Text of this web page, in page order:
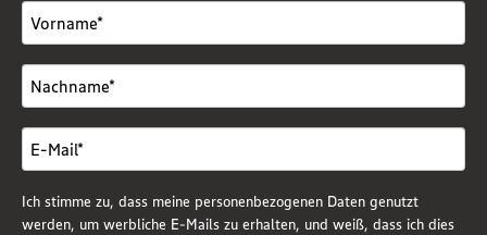
Ich stimme zu, dass meine personenbezogenen Daten genutzt
werden, um werbliche E-Mails zu erhalten, und weiß, dass ich dies